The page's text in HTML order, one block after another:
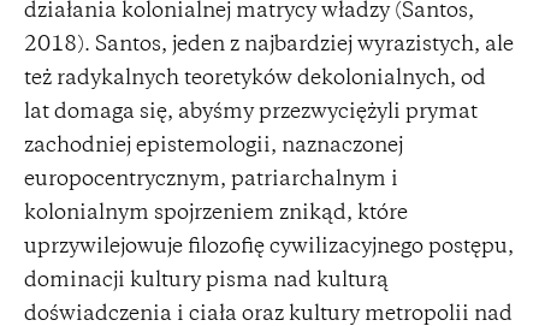
działania kolonialnej matrycy władzy (Santos,
2018). Santos, jeden z najbardziej wyrazistych, ale
też radykalnych teoretyków dekolonialnych, od
lat domaga się, abyśmy przezwyciężyli prymat
zachodniej epistemologii, naznaczonej
europocentrycznym, patriarchalnym i
kolonialnym spojrzeniem znikąd, które
uprzywilejowuje filozofię cywilizacyjnego postępu,
dominacji kultury pisma nad kulturą
doświadczenia i ciała oraz kultury metropolii nad